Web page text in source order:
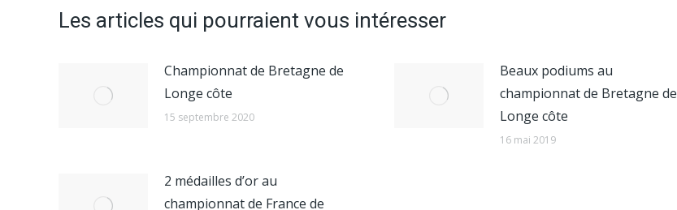
Les articles qui pourraient vous intéresser
Championnat de Bretagne de
Longe côte
15 septembre 2020
Beaux podiums au
championnat de Bretagne de
Longe côte
16 mai 2019
2 médailles d’or au
championnat de France de